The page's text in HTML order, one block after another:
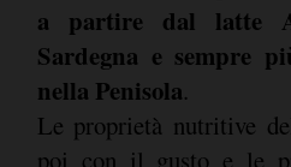
a partire dal latte
Sardegna e sempre
nella Penisola.
Le proprietà nutritive
poi con il gusto e le